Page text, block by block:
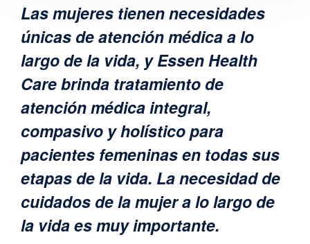
Las mujeres tienen necesidades
únicas de atención médica a lo
largo de la vida, y Essen Health
Care brinda tratamiento de
atención médica integral,
compasivo y holístico para
pacientes femeninas en todas sus
etapas de la vida. La necesidad de
cuidados de la mujer a lo largo de
la vida es muy importante.